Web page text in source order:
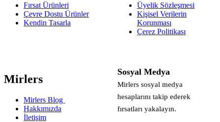
Fırsat Ürünleri
Çevre Dostu Ürünler
Kendin Tasarla
Üyelik Sözleşmesi
Kişisel Verilerin
Korunması
Çerez Politikası
Mirlers
Mirlers Blog
Hakkımızda
İletişim
Sosyal Medya
Mirlers sosyal medya
hesaplarını takip ederek
fırsatları yakalayın.